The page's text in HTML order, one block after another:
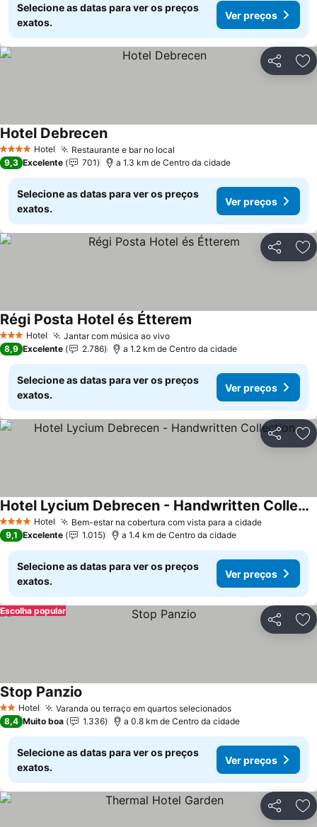
Selecione as datas para ver os preços
exatos.
Ver preços
Partilhar
4 EstrelasHotel Restaurante e bar no local
Hotel DebrecenVer preços
9,3 Excelente 701 a 1.3 km de Centro da cidade
Selecione as datas para ver os preços
exatos.
Ver preços
Partilhar
3 EstrelasHotel Jantar com música ao vivoVer preços
Régi Posta Hotel és Étterem
8,9 Excelente 2.786 a 1.2 km de Centro da cidade
Selecione as datas para ver os preços
exatos.
Ver preços
Partilhar
4 EstrelasHotel Bem-estar na cobertura com vista para a cidadeVer
Hotel Lycium Debrecen - Handwritten Collection
Ver preços
9,1 Excelente 1.015 a 1.4 km de Centro da cidade
Selecione as datas para ver os preços
exatos.
Ver preços
Partilhar
Escolha popular
2 Estrelas
Hotel Varanda ou terraço em quartos selecionadosVer preços
Stop Panzio
8,4 Muito boa 1.336 a 0.8 km de Centro da cidade
Selecione as datas para ver os preços
exatos.
Ver preços
Partilhar